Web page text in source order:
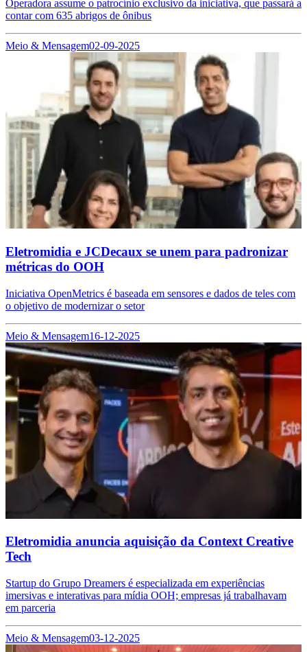
Operadora assume o patrocínio exclusivo da iniciativa, que passará a
contar com 635 abrigos de ônibus
Meio & Mensagem02-09-2025
Eletromidia e JCDecaux se unem para padronizar
métricas do OOH
Iniciativa OpenMetrics é baseada em sensores e dados de teles com
o objetivo de modernizar o setor
Meio & Mensagem16-12-2025
Eletromidia anuncia aquisição da Context Creative
Tech
Startup do Grupo Dreamers é especializada em experiências
imersivas e interativas para mídia OOH; empresas já trabalhavam
em parceria
Meio & Mensagem03-12-2025